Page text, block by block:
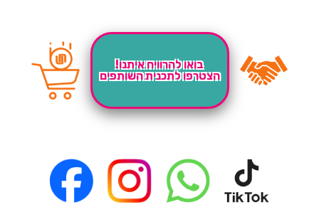
בואו להרוויח איתנו!
הצטרפו לתכנית השותפים